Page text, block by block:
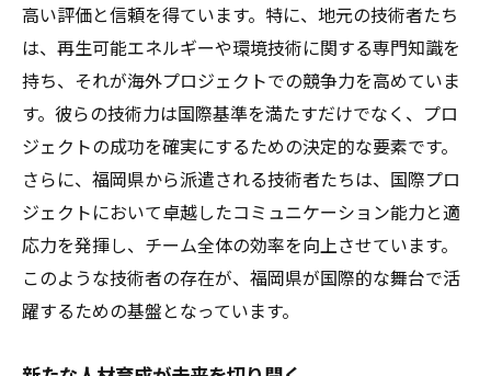
高い評価と信頼を得ています。特に、地元の技術者たち
は、再生可能エネルギーや環境技術に関する専門知識を
持ち、それが海外プロジェクトでの競争力を高めていま
す。彼らの技術力は国際基準を満たすだけでなく、プロ
ジェクトの成功を確実にするための決定的な要素です。
さらに、福岡県から派遣される技術者たちは、国際プロ
ジェクトにおいて卓越したコミュニケーション能力と適
応力を発揮し、チーム全体の効率を向上させています。
このような技術者の存在が、福岡県が国際的な舞台で活
躍するための基盤となっています。